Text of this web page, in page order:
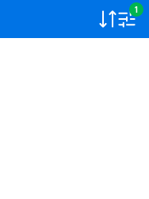
1